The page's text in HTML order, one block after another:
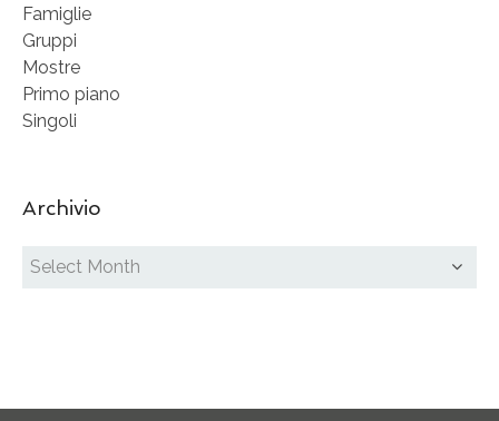
Famiglie
Gruppi
Mostre
Primo piano
Singoli
Archivio